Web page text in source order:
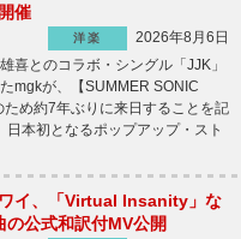
催
洋楽
2026年8月6日
喜とのコラボ・シングル「JJK」
mgkが、【SUMMER SONIC
め約7年ぶりに来日することを記
本初となるポップアップ・スト
イ、「Virtual Insanity」な
の公式和訳付MV公開